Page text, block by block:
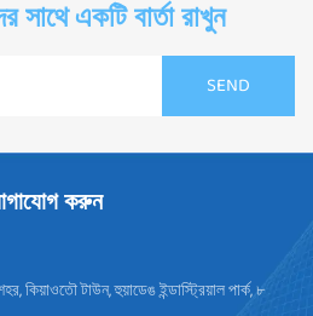
সাথে একটি বার্তা রাখুন
করুন
কিয়াওতৌ টাউন, হুয়াডেঙ ইন্ডাস্ট্রিয়াল পার্ক, ৮